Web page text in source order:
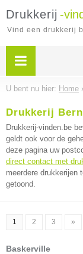
Drukkerij -
Vind een drukkerij
U bent nu hier: Home
Drukkerij
Drukkerij-vinden.be
geldt ook voor de
deze pagina uw
direct contact met
meerdere drukkerijen
getoond.
1 2 3 »
Baskerville